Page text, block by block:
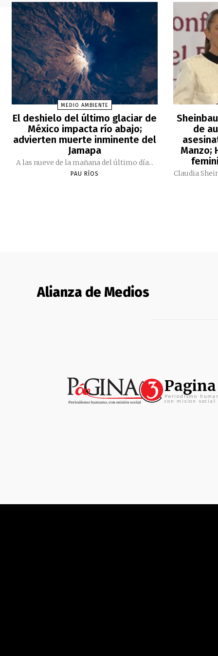
MEDIO AMBIENTE
El deshielo del último glaciar de
México impacta río abajo;
advierten muerte inminente del
Jamapa
A las nueve de la mañana del último día...
PAU RÍOS
de
Manzo;
Claudia
Alianza de Medios
Periodismo
con mision social